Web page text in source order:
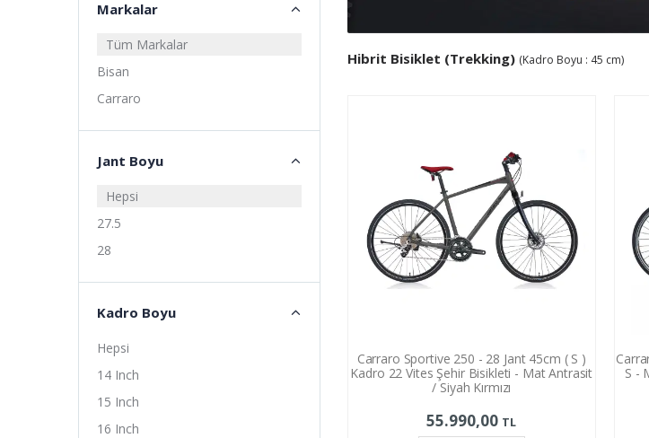
Hibrit Bisiklet (Trekking) (Kadro Boyu : 45 cm)
Carraro Sportive 250 - 28 Jant 45cm ( S )
Kadro 22 Vites Şehir Bisikleti - Mat Antrasit
/ Siyah Kırmızı
55.990,00 TL
S -
Markalar
Tüm Markalar
Bisan
Carraro
Jant Boyu
Hepsi
27.5
28
Kadro Boyu
Hepsi
14 Inch
15 Inch
16 Inch